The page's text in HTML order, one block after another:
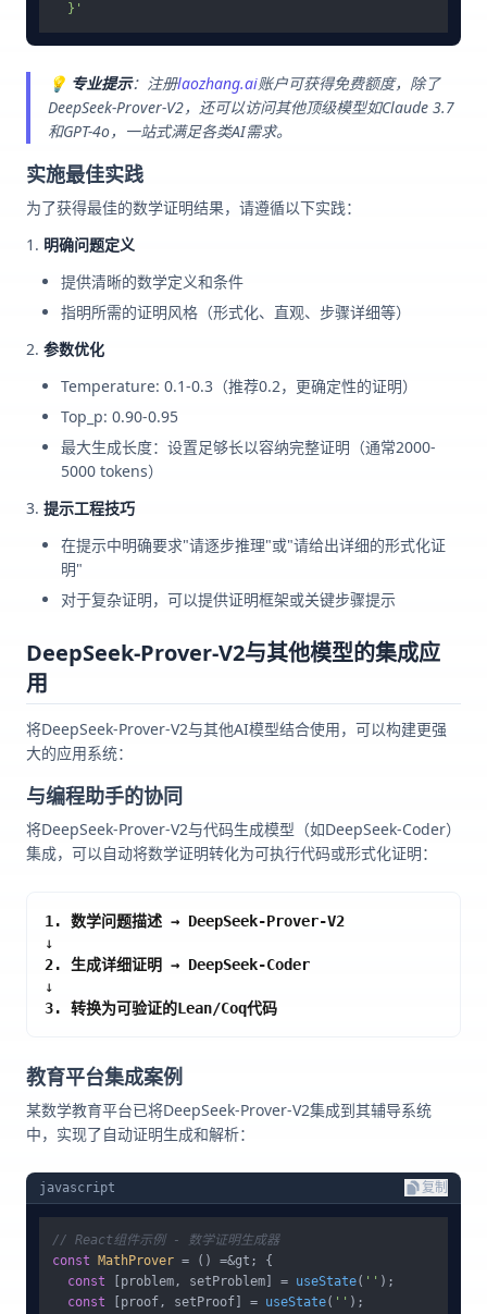
  }'
💡 专业提示：注册laozhang.ai账户可获得免费额度，除了
DeepSeek-Prover-V2，还可以访问其他顶级模型如Claude 3.7
和GPT-4o，一站式满足各类AI需求。
实施最佳实践
为了获得最佳的数学证明结果，请遵循以下实践：
明确问题定义
提供清晰的数学定义和条件
指明所需的证明风格（形式化、直观、步骤详细等）
参数优化
Temperature: 0.1-0.3（推荐0.2，更确定性的证明）
Top_p: 0.90-0.95
最大生成长度：设置足够长以容纳完整证明（通常2000-
5000 tokens）
提示工程技巧
在提示中明确要求"请逐步推理"或"请给出详细的形式化证
明"
对于复杂证明，可以提供证明框架或关键步骤提示
DeepSeek-Prover-V2与其他模型的集成应
用
将DeepSeek-Prover-V2与其他AI模型结合使用，可以构建更强
大的应用系统：
与编程助手的协同
将DeepSeek-Prover-V2与代码生成模型（如DeepSeek-Coder）
集成，可以自动将数学证明转化为可执行代码或形式化证明：
1. 数学问题描述 → DeepSeek-Prover-V2
↓
2. 生成详细证明 → DeepSeek-Coder
↓
3. 转换为可验证的Lean/Coq代码
教育平台集成案例
某数学教育平台已将DeepSeek-Prover-V2集成到其辅导系统
中，实现了自动证明生成和解析：
javascript 复制
// React组件示例 - 数学证明生成器
const
MathProver = () =&gt; {
const [problem, setProblem] = useState( '' );
const [proof, setProof] = useState( '' );